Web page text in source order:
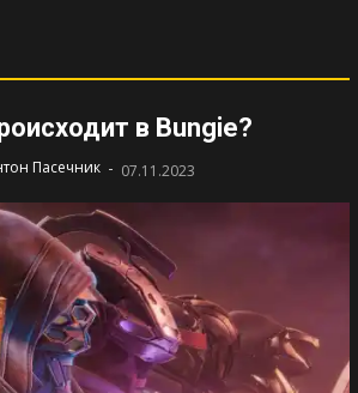
в Bungie?
Пасечник - 07.11.2023